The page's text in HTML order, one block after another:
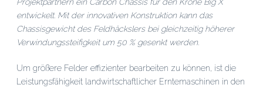
Projektpartnern ein Carbon Chassis für den Krone Big X
entwickelt. Mit der innovativen Konstruktion kann das
Chassisgewicht des Feldhäckslers bei gleichzeitig höherer
Verwindungssteifigkeit um 50 % gesenkt werden.
Um größere Felder effizienter bearbeiten zu können, ist die
Leistungsfähigkeit landwirtschaftlicher Erntemaschinen in den